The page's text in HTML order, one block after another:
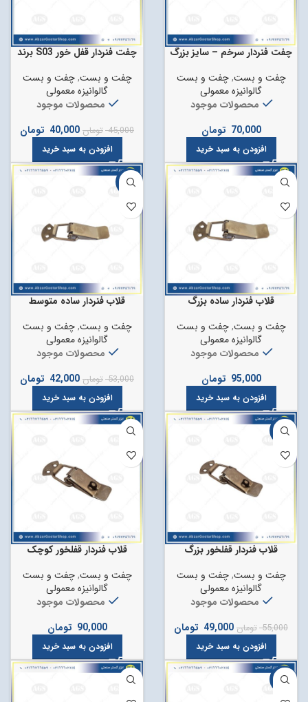
چفت فنردار سرخم – سایز بزرگ
چفت و بست,چفت و بست
گالوانیزه معمولی
محصولات موجود
70,000 تومان
افزودن به سبد خرید
چفت فنردار قفل خور S03 برند
AGS
چفت و بست,چفت و بست
گالوانیزه معمولی
محصولات موجود
45,000 تومان 40,000 تومان
افزودن به سبد خرید
قلاب فنردار ساده بزرگ
چفت و بست,چفت و بست
گالوانیزه معمولی
محصولات موجود
95,000 تومان
افزودن به سبد خرید
-21%
قلاب فنردار ساده متوسط
چفت و بست,چفت و بست
گالوانیزه معمولی
محصولات موجود
53,000 تومان 42,000 تومان
افزودن به سبد خرید
-11%
قلاب فنردار قفلخور بزرگ
چفت و بست,چفت و بست
گالوانیزه معمولی
محصولات موجود
55,000 تومان 49,000 تومان
افزودن به سبد خرید
قلاب فنردار قفلخور کوچک
چفت و بست,چفت و بست
گالوانیزه معمولی
محصولات موجود
90,000 تومان
افزودن به سبد خرید
-14%